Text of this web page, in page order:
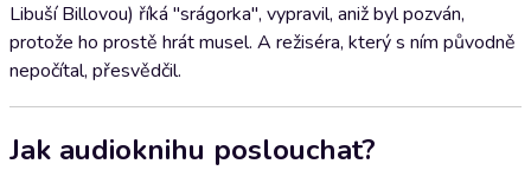
Libuší Billovou) říká "srágorka", vypravil, aniž byl pozván,
protože ho prostě hrát musel. A režiséra, který s ním původně
nepočítal, přesvědčil.
Jak audioknihu poslouchat?